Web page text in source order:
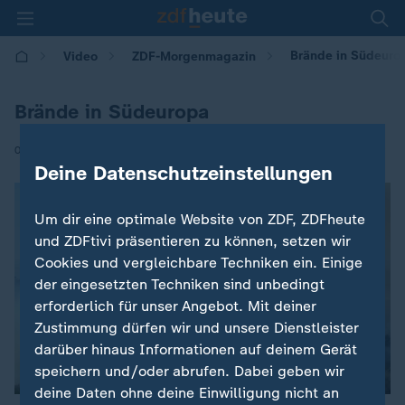
Video ZDF-Morgenmagazin Brände in
Brände in Südeuropa
06.07.2026 | 05:30
Deine Datenschutzeinstellungen
Um dir eine optimale Website von ZDF, ZDFheute
und ZDFtivi präsentieren zu können, setzen wir
Cookies und vergleichbare Techniken ein. Einige
der eingesetzten Techniken sind unbedingt
erforderlich für unser Angebot. Mit deiner
Zustimmung dürfen wir und unsere Dienstleister
darüber hinaus Informationen auf deinem Gerät
speichern und/oder abrufen. Dabei geben wir
deine Daten ohne deine Einwilligung nicht an